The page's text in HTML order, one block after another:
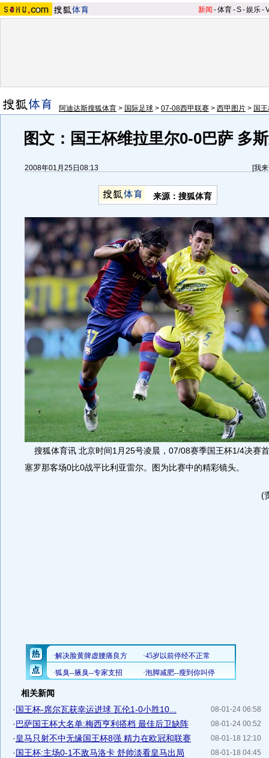
新闻 -体育-S-娱乐-
阿迪达斯搜狐体育 > 国际足球 > 07-08西甲联赛 > 西甲图片 > 国
图文：国王杯维拉里尔0-0巴萨 多
2008年01月25日08:13 [我
来源：搜狐体育
搜狐体育讯 北京时间1月25号凌晨，07/08赛季国王杯1/4决赛
塞罗那客场0比0战平比利亚雷尔。图为比赛中的精彩镜头。
(
相关新闻
08-01-24 06:58
·国王杯-席尔瓦获幸运进球 瓦伦1-0小胜10...
08-01-24 00:52
·巴萨国王杯大名单:梅西亨利搭档 最佳后卫缺阵
08-01-18 12:10
·皇马只射不中无缘国王杯8强 精力在欧冠和联赛
08-01-18 04:45
·国王杯:主场0-1不敌马洛卡 舒帅淡看皇马出局